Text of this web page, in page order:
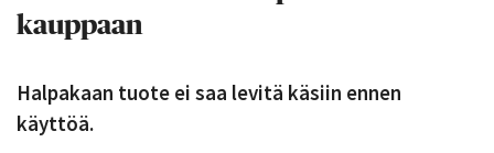
kauppaan
Halpakaan tuote ei saa levitä käsiin ennen
käyttöä.